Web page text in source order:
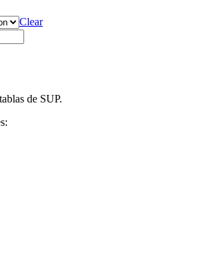
Clear
de SUP.